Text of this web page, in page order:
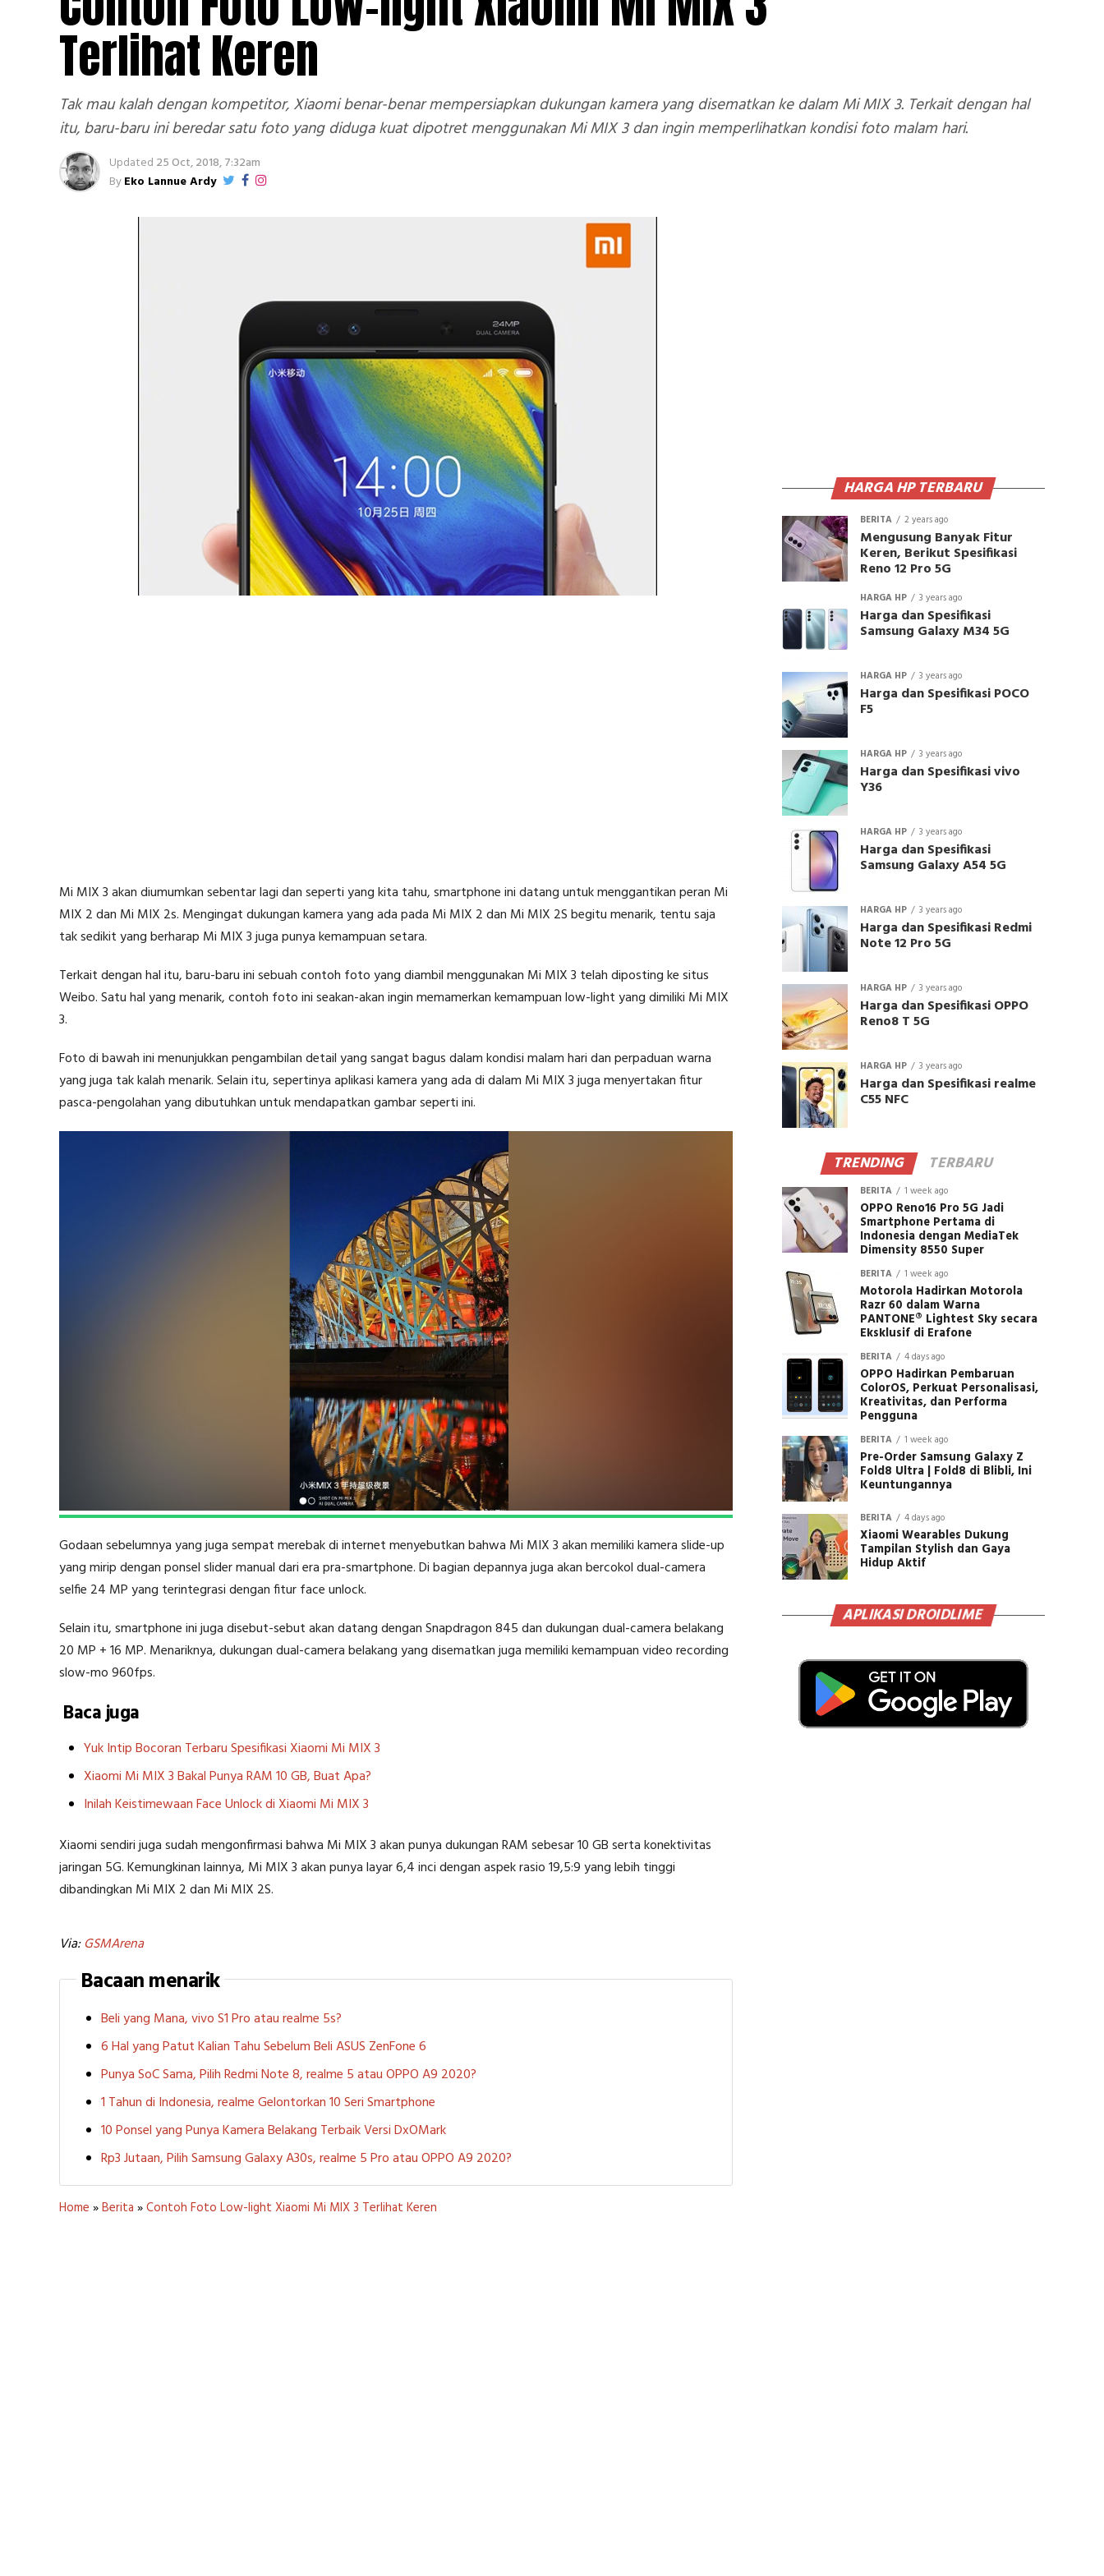
Terlihat Keren
Tak mau kalah dengan kompetitor, Xiaomi benar-benar mempersiapkan dukungan kamera yang disematkan ke dalam Mi MIX 3. Terkait dengan hal
itu, baru-baru ini beredar satu foto yang diduga kuat dipotret menggunakan Mi MIX 3 dan ingin memperlihatkan kondisi foto malam hari.
Updated 25 Oct, 2018, 7:32am
ByEko Lannue Ardy
Mi MIX 3 akan diumumkan sebentar lagi dan seperti yang kita tahu, smartphone ini datang untuk menggantikan peran Mi
MIX 2 dan Mi MIX 2s. Mengingat dukungan kamera yang ada pada Mi MIX 2 dan Mi MIX 2S begitu menarik, tentu saja
tak sedikit yang berharap Mi MIX 3 juga punya kemampuan setara.
Terkait dengan hal itu, baru-baru ini sebuah contoh foto yang diambil menggunakan Mi MIX 3 telah diposting ke situs
Weibo. Satu hal yang menarik, contoh foto ini seakan-akan ingin memamerkan kemampuan low-light yang dimiliki Mi MIX
3.
Foto di bawah ini menunjukkan pengambilan detail yang sangat bagus dalam kondisi malam hari dan perpaduan warna
yang juga tak kalah menarik. Selain itu, sepertinya aplikasi kamera yang ada di dalam Mi MIX 3 juga menyertakan fitur
pasca-pengolahan yang dibutuhkan untuk mendapatkan gambar seperti ini.
Godaan sebelumnya yang juga sempat merebak di internet menyebutkan bahwa Mi MIX 3 akan memiliki kamera slide-up
yang mirip dengan ponsel slider manual dari era pra-smartphone. Di bagian depannya juga akan bercokol dual-camera
selfie 24 MP yang terintegrasi dengan fitur face unlock.
Selain itu, smartphone ini juga disebut-sebut akan datang dengan Snapdragon 845 dan dukungan dual-camera belakang
20 MP + 16 MP. Menariknya, dukungan dual-camera belakang yang disematkan juga memiliki kemampuan video recording
slow-mo 960fps.
Baca juga
Yuk Intip Bocoran Terbaru Spesifikasi Xiaomi Mi MIX 3
Xiaomi Mi MIX 3 Bakal Punya RAM 10 GB, Buat Apa?
Inilah Keistimewaan Face Unlock di Xiaomi Mi MIX 3
Xiaomi sendiri juga sudah mengonfirmasi bahwa Mi MIX 3 akan punya dukungan RAM sebesar 10 GB serta konektivitas
jaringan 5G. Kemungkinan lainnya, Mi MIX 3 akan punya layar 6,4 inci dengan aspek rasio 19,5:9 yang lebih tinggi
dibandingkan Mi MIX 2 dan Mi MIX 2S.
Via:GSMArena
Bacaan menarik
Beli yang Mana, vivo S1 Pro atau realme 5s?
6 Hal yang Patut Kalian Tahu Sebelum Beli ASUS ZenFone 6
Punya SoC Sama, Pilih Redmi Note 8, realme 5 atau OPPO A9 2020?
1 Tahun di Indonesia, realme Gelontorkan 10 Seri Smartphone
10 Ponsel yang Punya Kamera Belakang Terbaik Versi DxOMark
Rp3 Jutaan, Pilih Samsung Galaxy A30s, realme 5 Pro atau OPPO A9 2020?
Home »Berita »Contoh Foto Low-light Xiaomi Mi MIX 3 Terlihat Keren
HARGA HP TERBARU
BERITA 2 years ago
Mengusung Banyak Fitur
Keren, Berikut Spesifikasi
Reno 12 Pro 5G
HARGA HP 3 years ago
Harga dan Spesifikasi
Samsung Galaxy M34 5G
HARGA HP 3 years ago
Harga dan Spesifikasi POCO
F5
HARGA HP 3 years ago
Harga dan Spesifikasi vivo
Y36
HARGA HP 3 years ago
Harga dan Spesifikasi
Samsung Galaxy A54 5G
HARGA HP 3 years ago
Harga dan Spesifikasi Redmi
Note 12 Pro 5G
HARGA HP 3 years ago
Harga dan Spesifikasi OPPO
Reno8 T 5G
HARGA HP 3 years ago
Harga dan Spesifikasi realme
C55 NFC
TRENDING TERBARU
BERITA 1 week ago
OPPO Reno16 Pro 5G Jadi
Smartphone Pertama di
Indonesia dengan MediaTek
Dimensity 8550 Super
BERITA 1 week ago
Motorola Hadirkan Motorola
Razr 60 dalam Warna
PANTONE® Lightest Sky secara
Eksklusif di Erafone
BERITA 4 days ago
OPPO Hadirkan Pembaruan
ColorOS, Perkuat Personalisasi,
Kreativitas, dan Performa
Pengguna
BERITA 1 week ago
Pre-Order Samsung Galaxy Z
Fold8 Ultra | Fold8 di Blibli, Ini
Keuntungannya
BERITA 4 days ago
Xiaomi Wearables Dukung
Tampilan Stylish dan Gaya
Hidup Aktif
APLIKASI DROIDLIME